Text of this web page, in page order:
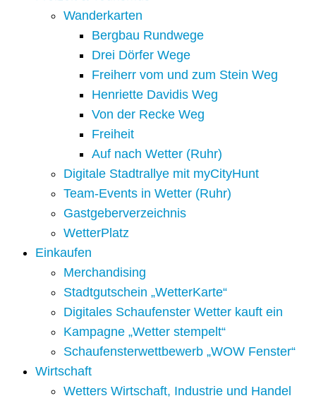
Wanderkarten
Bergbau Rundwege
Drei Dörfer Wege
Freiherr vom und zum Stein Weg
Henriette Davidis Weg
Von der Recke Weg
Freiheit
Auf nach Wetter (Ruhr)
Digitale Stadtrallye mit myCityHunt
Team-Events in Wetter (Ruhr)
Gastgeberverzeichnis
WetterPlatz
Einkaufen
Merchandising
Stadtgutschein „WetterKarte“
Digitales Schaufenster Wetter kauft ein
Kampagne „Wetter stempelt“
Schaufensterwettbewerb „WOW Fenster“
Wirtschaft
Wetters Wirtschaft, Industrie und Handel